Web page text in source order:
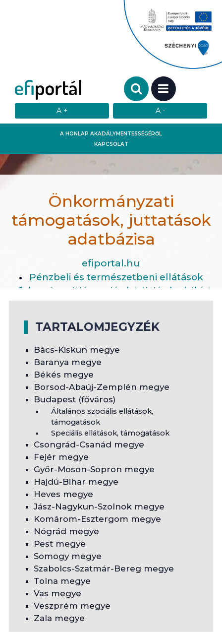
A HONLAP AKADÁLYMENTESSÉGÉRŐL
KAPCSOLAT
Keresendő szó:
MENÜ
Önkormányzati
támogatások, juttatások
adatbázisa
efiportal.hu
Pénzbeli és természetbeni ellátások
Önkormányzati támogatások, juttatások adatbázisa
TARTALOMJEGYZÉK
Bács-Kiskun megye
Baranya megye
Békés megye
Borsod-Abaúj-Zemplén megye
Budapest (főváros)
Általános szociális ellátások,
támogatások
Speciális ellátások, támogatások
Csongrád-Csanád megye
Fejér megye
Győr-Moson-Sopron megye
Hajdú-Bihar megye
Heves megye
Jász-Nagykun-Szolnok megye
Komárom-Esztergom megye
Nógrád megye
Pest megye
Somogy megye
Szabolcs-Szatmár-Bereg megye
Tolna megye
Vas megye
Veszprém megye
Zala megye